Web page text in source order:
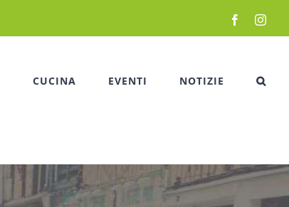
Facebook
CUCINA EVENTI NOTIZIE